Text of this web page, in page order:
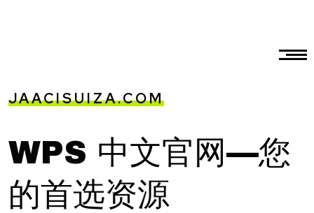
JAACISUIZA.COM
WPS 中文官网—您
的首选资源